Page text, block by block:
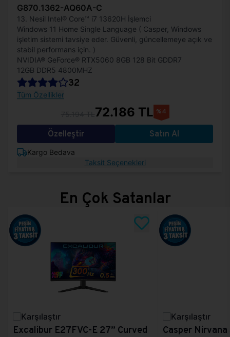
G870.1362-AQ60A-C
13. Nesil Intel® Core™ i7 13620H İşlemci
Windows 11 Home Single Language ( Casper, Windows
işletim sistemi tavsiye eder. Güvenli, güncellemeye açık ve
stabil performans için. )
NVIDIA® GeForce® RTX5060 8GB 128 Bit GDDR7
12GB DDR5 4800MHZ
32
Tüm Özellikler
72.186 TL %4
Özelleştir Satın Al
Kargo Bedava
Taksit Seçenekleri
En Çok Satanlar
Karşılaştır
Excalibur E27FVC-E 27” Curved
Karşılaştır
Casper Nirvana